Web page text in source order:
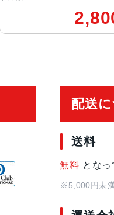
配送
送料
無料 となっ
※5,000円未